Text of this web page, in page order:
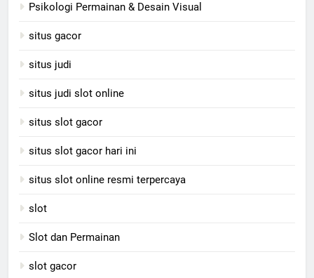
Psikologi Permainan & Desain Visual
situs gacor
situs judi
situs judi slot online
situs slot gacor
situs slot gacor hari ini
situs slot online resmi terpercaya
slot
Slot dan Permainan
slot gacor